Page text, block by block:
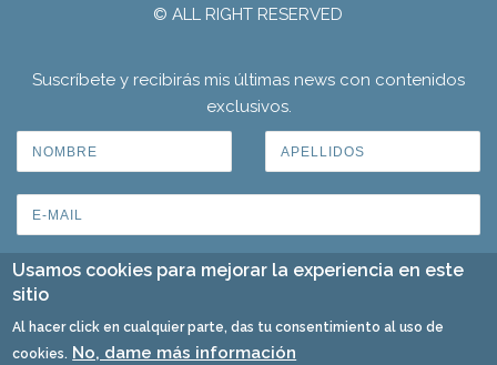
© ALL RIGHT RESERVED
Suscríbete y recibirás mis últimas news con contenidos
exclusivos.
Usamos cookies para mejorar la experiencia en este
sitio
Al hacer click en cualquier parte, das tu consentimiento al uso de
cookies. No, dame más información